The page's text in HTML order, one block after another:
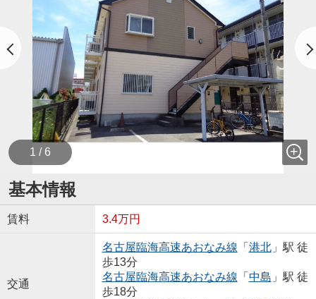
1 / 6
基本情報
賃料 3.4万円
交通
名古屋臨海高速あおなみ線 「 港北」駅 徒
歩13分
名古屋臨海高速あおなみ線 「 中島 」駅 徒
歩18分